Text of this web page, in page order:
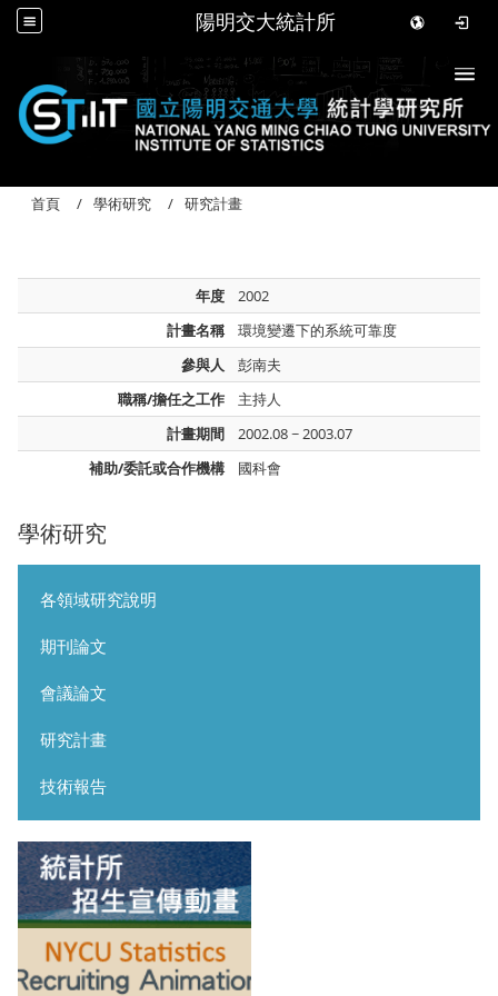
陽明交大統計所
學術研究
各領域研究說明
期刊論文
會議論文
研究計畫
技術報告
首頁 學術研究 研究計畫
年度
2002
計畫名稱
環境變遷下的系統可靠度
參與人
彭南夫
職稱/擔任之工作
主持人
計畫期間
2002.08 ~ 2003.07
補助/委託或合作機構
國科會